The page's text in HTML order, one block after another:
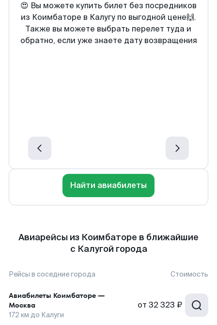
😍 Вы можете купить билет без посредников
из Коимбаторе в Калугу по выгодной цене🙌.
Также вы можете выбрать перелет туда и
обратно, если уже знаете дату возвращения
Найти авиабилеты
Авиарейсы из Коимбаторе в ближайшие
с Калугой города
Рейсы в соседние города Стоимость
Авиабилеты Коимбаторе —
Москва
172 км до Калуги
от 32 323 ₽